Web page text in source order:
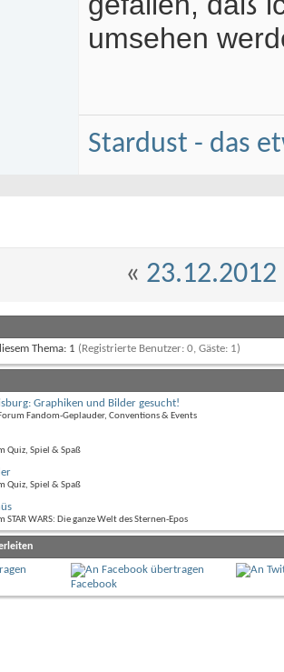
umsehen
Stardust - das
« 23.12.2012
Thema: 1 (Registrierte Benutzer: 0, Gäste: 1)
Graphiken und Bilder gesucht!
Fandom-Geplauder, Conventions & Events
Quiz, Spiel & Spaß
Quiz, Spiel & Spaß
WARS: Die ganze Welt des Sternen-Epos
Facebook